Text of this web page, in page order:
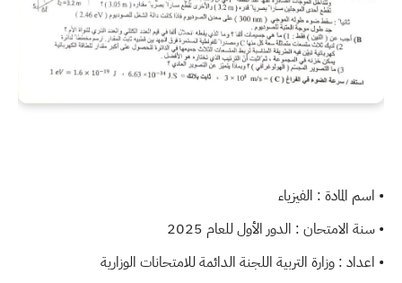
• اسم المادة : الفيزياء
• سنة الامتحان : الدور الأول للعام 2025
• اعداد : وزارة التربية اللجنة الدائمة للامتحانات الوزارية